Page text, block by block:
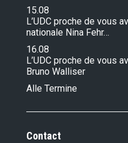
15.08
L’UDC proche de vous
nationale Nina Fehr…
16.08
L’UDC proche de vous
Bruno Walliser
Alle Termine
Contact